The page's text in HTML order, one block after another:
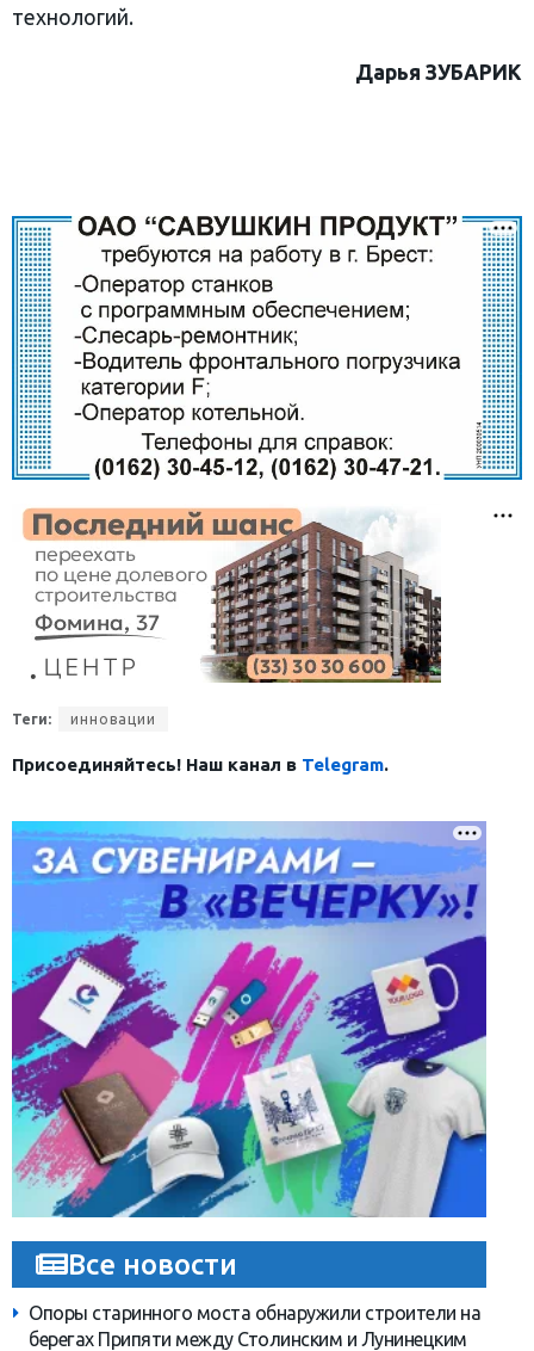
технологий.
Дарья ЗУБАРИК
Теги: инновации
Присоединяйтесь! Наш канал в Telegram.
Все новости
Опоры старинного моста обнаружили строители на
берегах Припяти между Столинским и Лунинецким